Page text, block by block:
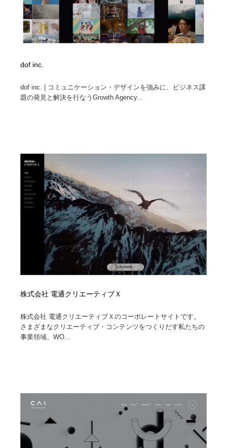
dof inc.
dof inc. | コミュニケーション・デザインを強みに、ビジネス課
題の発見と解決を行なうGrowth Agency...
株式会社 電通クリエーティブＸ
株式会社 電通クリエーティブＸのコーポレートサイトです。
さまざまなクリエーティブ・コンテンツをつくりだす私たちの
事業領域、WO...